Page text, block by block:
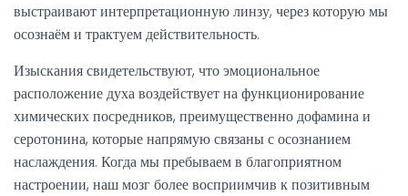
выстраивают интерпретационную линзу, через которую мы
осознаём и трактуем действительность.
Изыскания свидетельствуют, что эмоциональное
расположение духа воздействует на функционирование
химических посредников, преимущественно дофамина и
серотонина, которые напрямую связаны с осознанием
наслаждения. Когда мы пребываем в благоприятном
настроении, наш мозг более восприимчив к позитивным